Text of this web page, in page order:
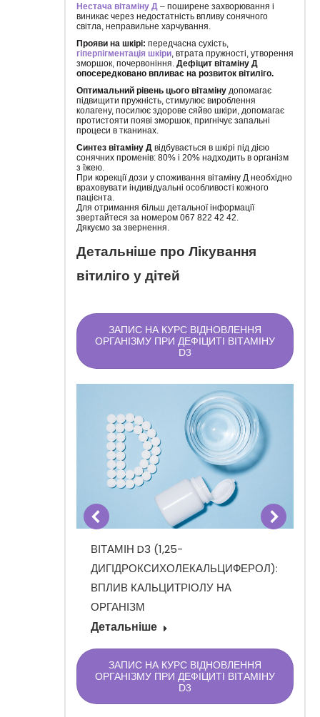
Нестача вітаміну Д – поширене захворювання і
виникає через недостатність впливу сонячного
світла, неправильне харчування.
Прояви на шкірі: передчасна сухість,
гіперпігментація шкіри , втрата пружності, утворення
зморшок, почервоніння. Дефіцит вітаміну Д
опосередковано впливає на розвиток вітиліго.
Оптимальний рівень цього вітаміну допомагає
підвищити пружність, стимулює вироблення
колагену, посилює здорове сяйво шкіри, допомагає
протистояти появі зморшок, пригнічує запальні
процеси в тканинах.
Синтез вітаміну Д відбувається в шкірі під дією
сонячних променів: 80% і 20% надходить в організм
з їжею.
При корекції дози у споживання вітаміну Д необхідно
враховувати індивідуальні особливості кожного
пацієнта.
Для отримання більш детальної інформації
звертайтеся за номером 067 822 42 42.
Дякуємо за звернення.
Детальніше про Лікування
вітиліго у дітей
ЗАПИС НА КУРС ВІДНОВЛЕННЯ
ОРГАНІЗМУ ПРИ ДЕФІЦИТІ ВІТАМІНУ
D3
ВІТАМІН D3 (1,25-
ДИГІДРОКСИХОЛЕКАЛЬЦИФЕРОЛ):
ВПЛИВ КАЛЬЦИТРІОЛУ НА
ОРГАНІЗМ
Детальніше
ЗАПИС НА КУРС ВІДНОВЛЕННЯ
ОРГАНІЗМУ ПРИ ДЕФІЦИТІ ВІТАМІНУ
D3